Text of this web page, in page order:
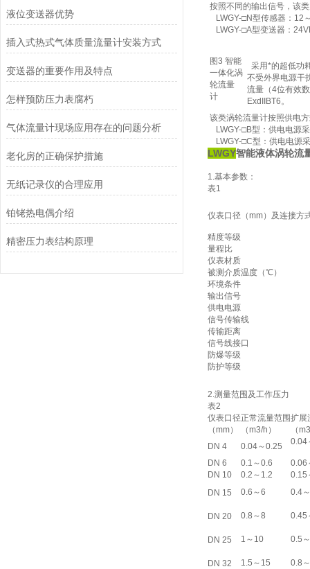
液位变送器优势
插入式热式气体质量流量计安装方式
变送器的重要作用及特点
怎样预防压力表腐朽
气体流量计现场应用存在的问题分析
老化房的正确保护措施
无纸记录仪的合理应用
铂铑热电偶介绍
精密压力表结构原理
按照不同的输出信号，该
LWGY-□N型传感器：12
LWGY-□A型变送器：
图3 智能
一体化涡
轮流量
计
采用*的超低功
不受外界电源干
流量（4位有效
ExdIIBT6。
该类涡轮流量计按照供电
LWGY-□B型：供电电源
LWGY-□C型：供电电源
LWGY智能液体涡轮流
1.基本参数：
表1
仪表口径（mm）及连接方
精度等级
量程比
仪表材质
被测介质温度（℃）
环境条件
输出信号
供电电源
信号传输线
传输距离
信号线接口
防爆等级
防护等级
2.测量范围及工作压力
表2
仪表口径
（mm）
正常流量范围
（m3/h）
扩展
（
DN 4
0.04～0.25 0.04
DN 6 0.1～0.6
0.06
DN 10
0.2～1.2
0.15
DN 15
0.6～6 0.4
DN 20 0.8～8 0.45
DN 25 1～10 0.5
DN 32 1.5～15 0.8